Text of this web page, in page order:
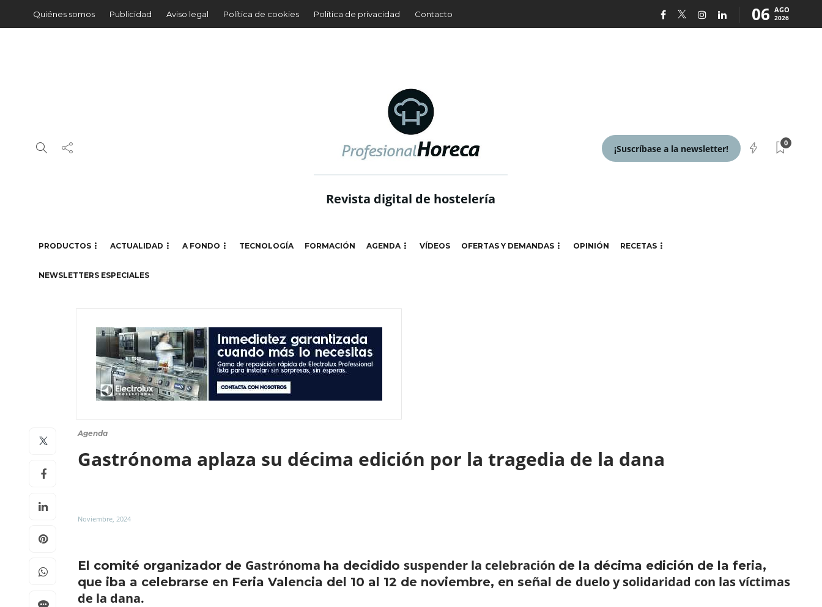
Quiénes somos Publicidad Aviso legal Política de cookies Política de privacidad Contacto 06 AGO
2026
Revista digital de hostelería
¡Suscríbase a la newsletter!
0
PRODUCTOS ACTUALIDAD A FONDO TECNOLOGÍA FORMACIÓN AGENDA VÍDEOS OFERTAS Y DEMANDAS OPINIÓN RECETAS
NEWSLETTERS ESPECIALES
Agenda
Gastrónoma aplaza su décima edición por la tragedia de la dana
Noviembre, 2024
El comité organizador de Gastrónoma ha decidido suspender la celebración de la décima edición de la feria,
que iba a celebrarse en Feria Valencia del 10 al 12 de noviembre, en señal de duelo y solidaridad con las víctimas
de la dana.